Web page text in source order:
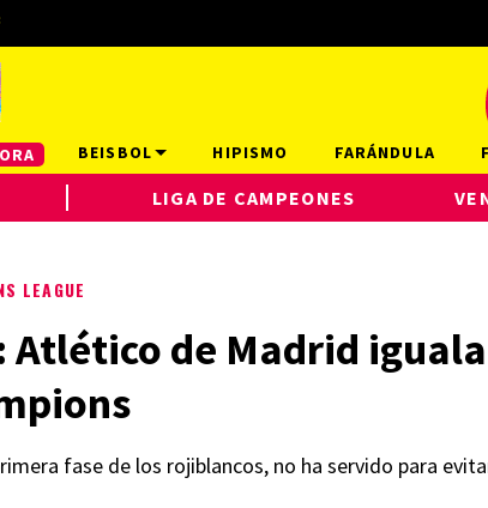
LEAGUE
Atlético de Madrid
fase de los rojiblancos, no ha servido para
BEISBOL HIPISMO FARÁNDULA
LIGA DE CAMPEONES